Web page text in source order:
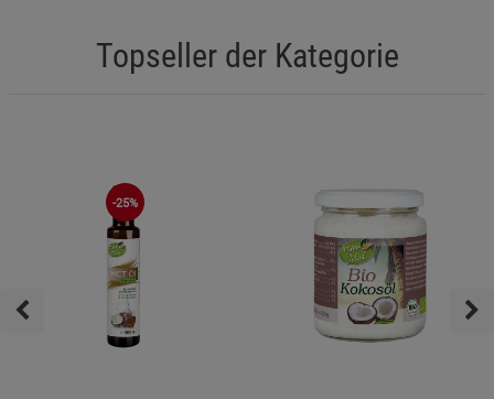
Topseller der Kategorie
-25%